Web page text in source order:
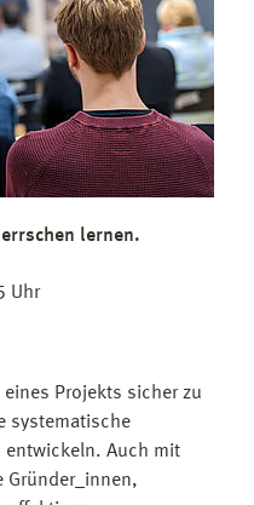
lernen.
Uhr
Projekts sicher zu
systematische
entwickeln. Auch mit
Gründer_innen,